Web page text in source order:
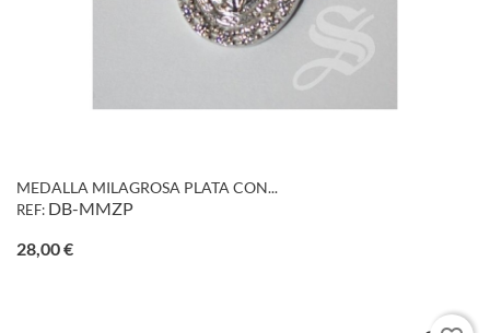
MEDALLA MILAGROSA PLATA CON...
REF: DB-MMZP
28,00 €Precio